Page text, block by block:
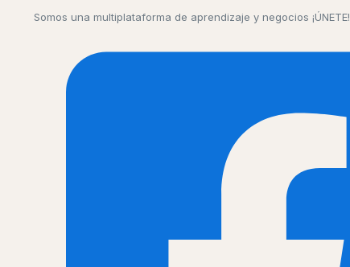
Somos una multiplataforma de aprendizaje y negocios ¡ÚNETE!